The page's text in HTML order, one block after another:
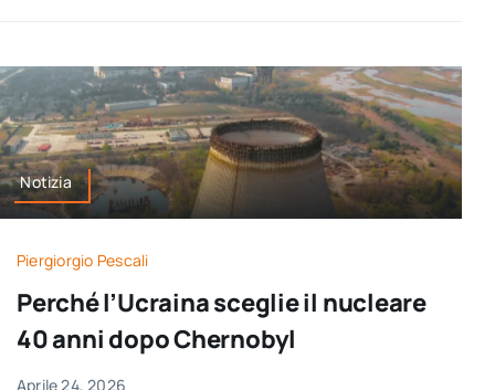
Notizia
Piergiorgio Pescali
Perché l’Ucraina sceglie il nucleare
40 anni dopo Chernobyl
Aprile 24, 2026